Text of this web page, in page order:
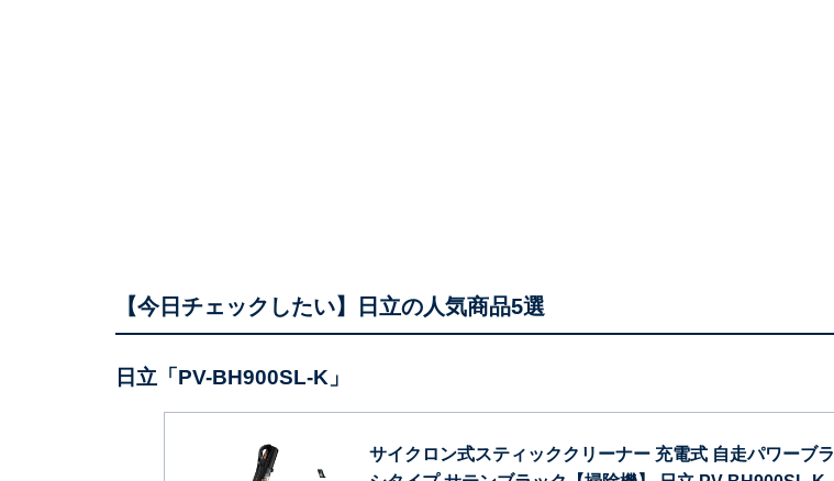
【今日チェックしたい】日立の人気商品5選
日立「PV-BH900SL-K」
サイクロン式スティッククリーナー 充電式 自走パワーブラ